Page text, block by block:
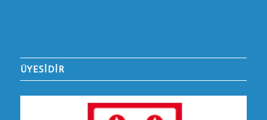
ÜYESİDİR